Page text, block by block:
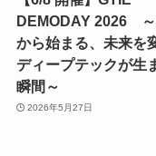
DEMODAY 2026 ～
から始まる、未来を
ディープテックが生
瞬間～
2026年5月27日